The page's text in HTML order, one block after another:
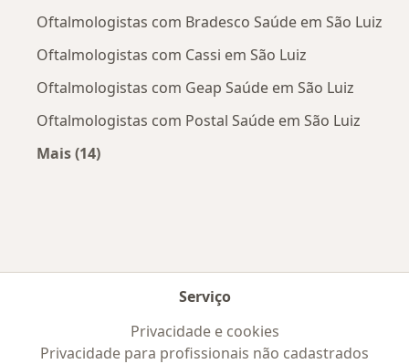
Oftalmologistas com Bradesco Saúde em São Luiz
Oftalmologistas com Cassi em São Luiz
Oftalmologistas com Geap Saúde em São Luiz
Oftalmologistas com Postal Saúde em São Luiz
Mais (14)
Serviço
Privacidade e cookies
Privacidade para profissionais não cadastrados